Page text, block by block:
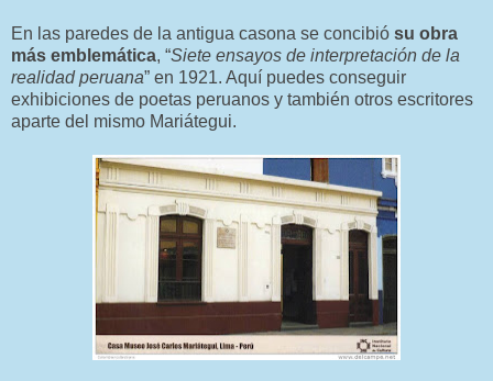
En las paredes de la antigua casona se concibió su obra
más emblemática, “Siete ensayos de interpretación de la
realidad peruana” en 1921. Aquí puedes conseguir
exhibiciones de poetas peruanos y también otros escritores
aparte del mismo Mariátegui.